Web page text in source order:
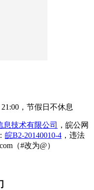
，节假日不休息
息技术有限公司
，皖公网
皖B2-20140010-4 ，违法
（#改为@）